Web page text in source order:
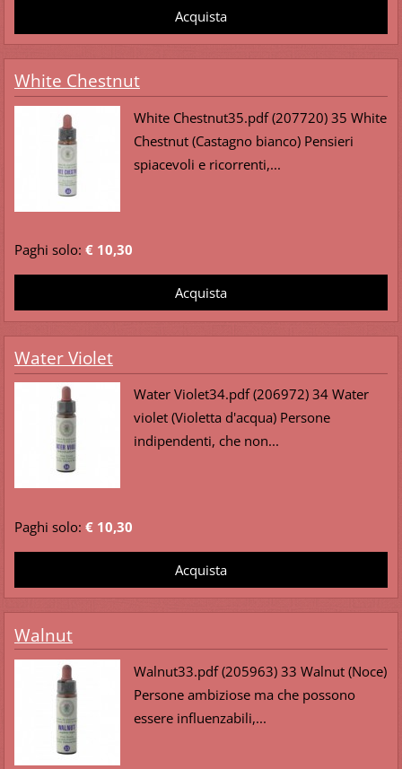
White Chestnut
White Chestnut35.pdf (207720) 35 White
Chestnut (Castagno bianco) Pensieri
spiacevoli e ricorrenti,...
Paghi solo: € 10,30
Water Violet
Water Violet34.pdf (206972) 34 Water
violet (Violetta d'acqua) Persone
indipendenti, che non...
Paghi solo: € 10,30
Walnut
Walnut33.pdf (205963) 33 Walnut (Noce)
Persone ambiziose ma che possono
essere influenzabili,...